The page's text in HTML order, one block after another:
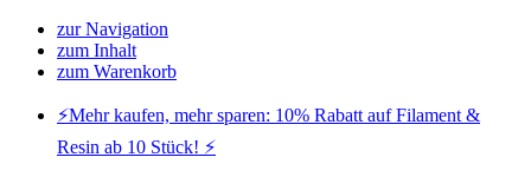
zur Navigation
zum Inhalt
zum Warenkorb
⚡️Mehr kaufen, mehr sparen: 10% Rabatt auf Filament &
Resin ab 10 Stück! ⚡️